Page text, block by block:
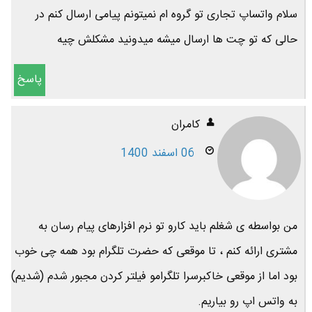
سلام واتساپ تجاری تو گروه ام نمیتونم پیامی ارسال کنم در
حالی که تو چت ها ارسال میشه میدونید مشکلش چیه
پاسخ
کامران
06 اسفند 1400
من بواسطه ی شغلم باید کارو تو نرم افزارهای پیام رسان به
مشتری ارائه کنم ، تا موقعی که حضرت تلگرام بود همه چی خوب
بود اما از موقعی خاکبرسرا تلگرامو فیلتر کردن مجبور شدم (شدیم)
به واتس اپ رو بیاریم.